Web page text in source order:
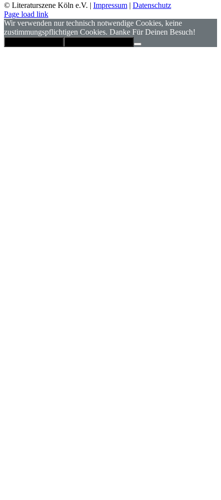
© Literaturszene Köln e.V. | Impressum | Datenschutz
Page load link
Wir verwenden nur technisch notwendige Cookies, keine
zustimmungspflichtigen Cookies. Danke Für Deinen Besuch!